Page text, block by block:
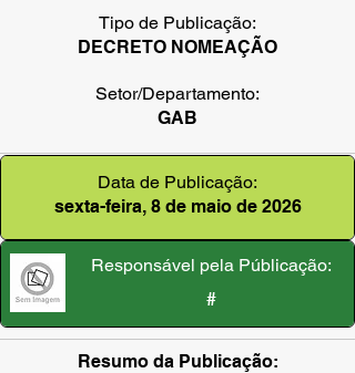
Tipo de Publicação:
DECRETO NOMEAÇÃO
Setor/Departamento:
GAB
Data de Publicação:
sexta-feira, 8 de maio de 2026
Responsável pela Públicação:
#
Resumo da Publicação: